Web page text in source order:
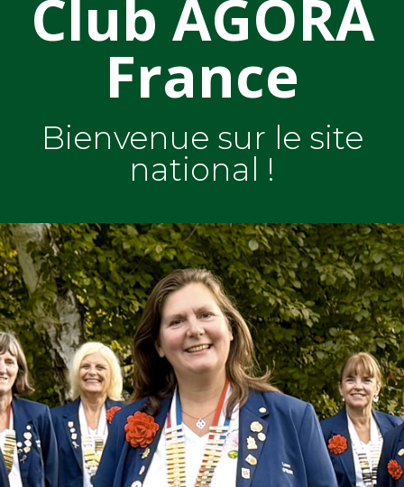
Club AGORA
France
Bienvenue sur le site
national !